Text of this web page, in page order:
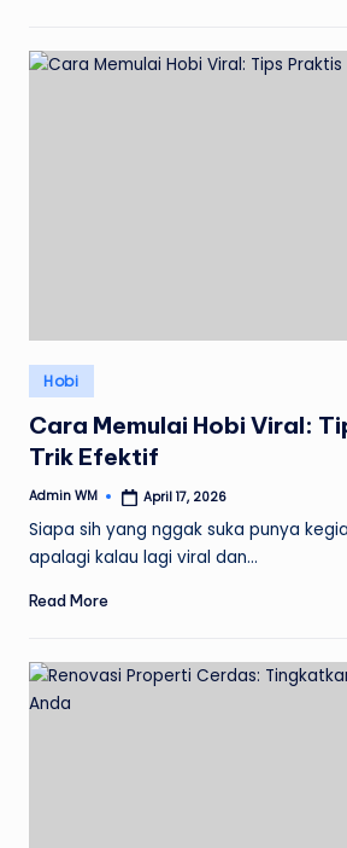
Posted
in
Hobi
Cara Memulai Hobi Viral:
Trik Efektif
Posted
Admin WM April 17, 2026
Siapa sih yang nggak suka punya
apalagi kalau lagi viral dan…
Read More